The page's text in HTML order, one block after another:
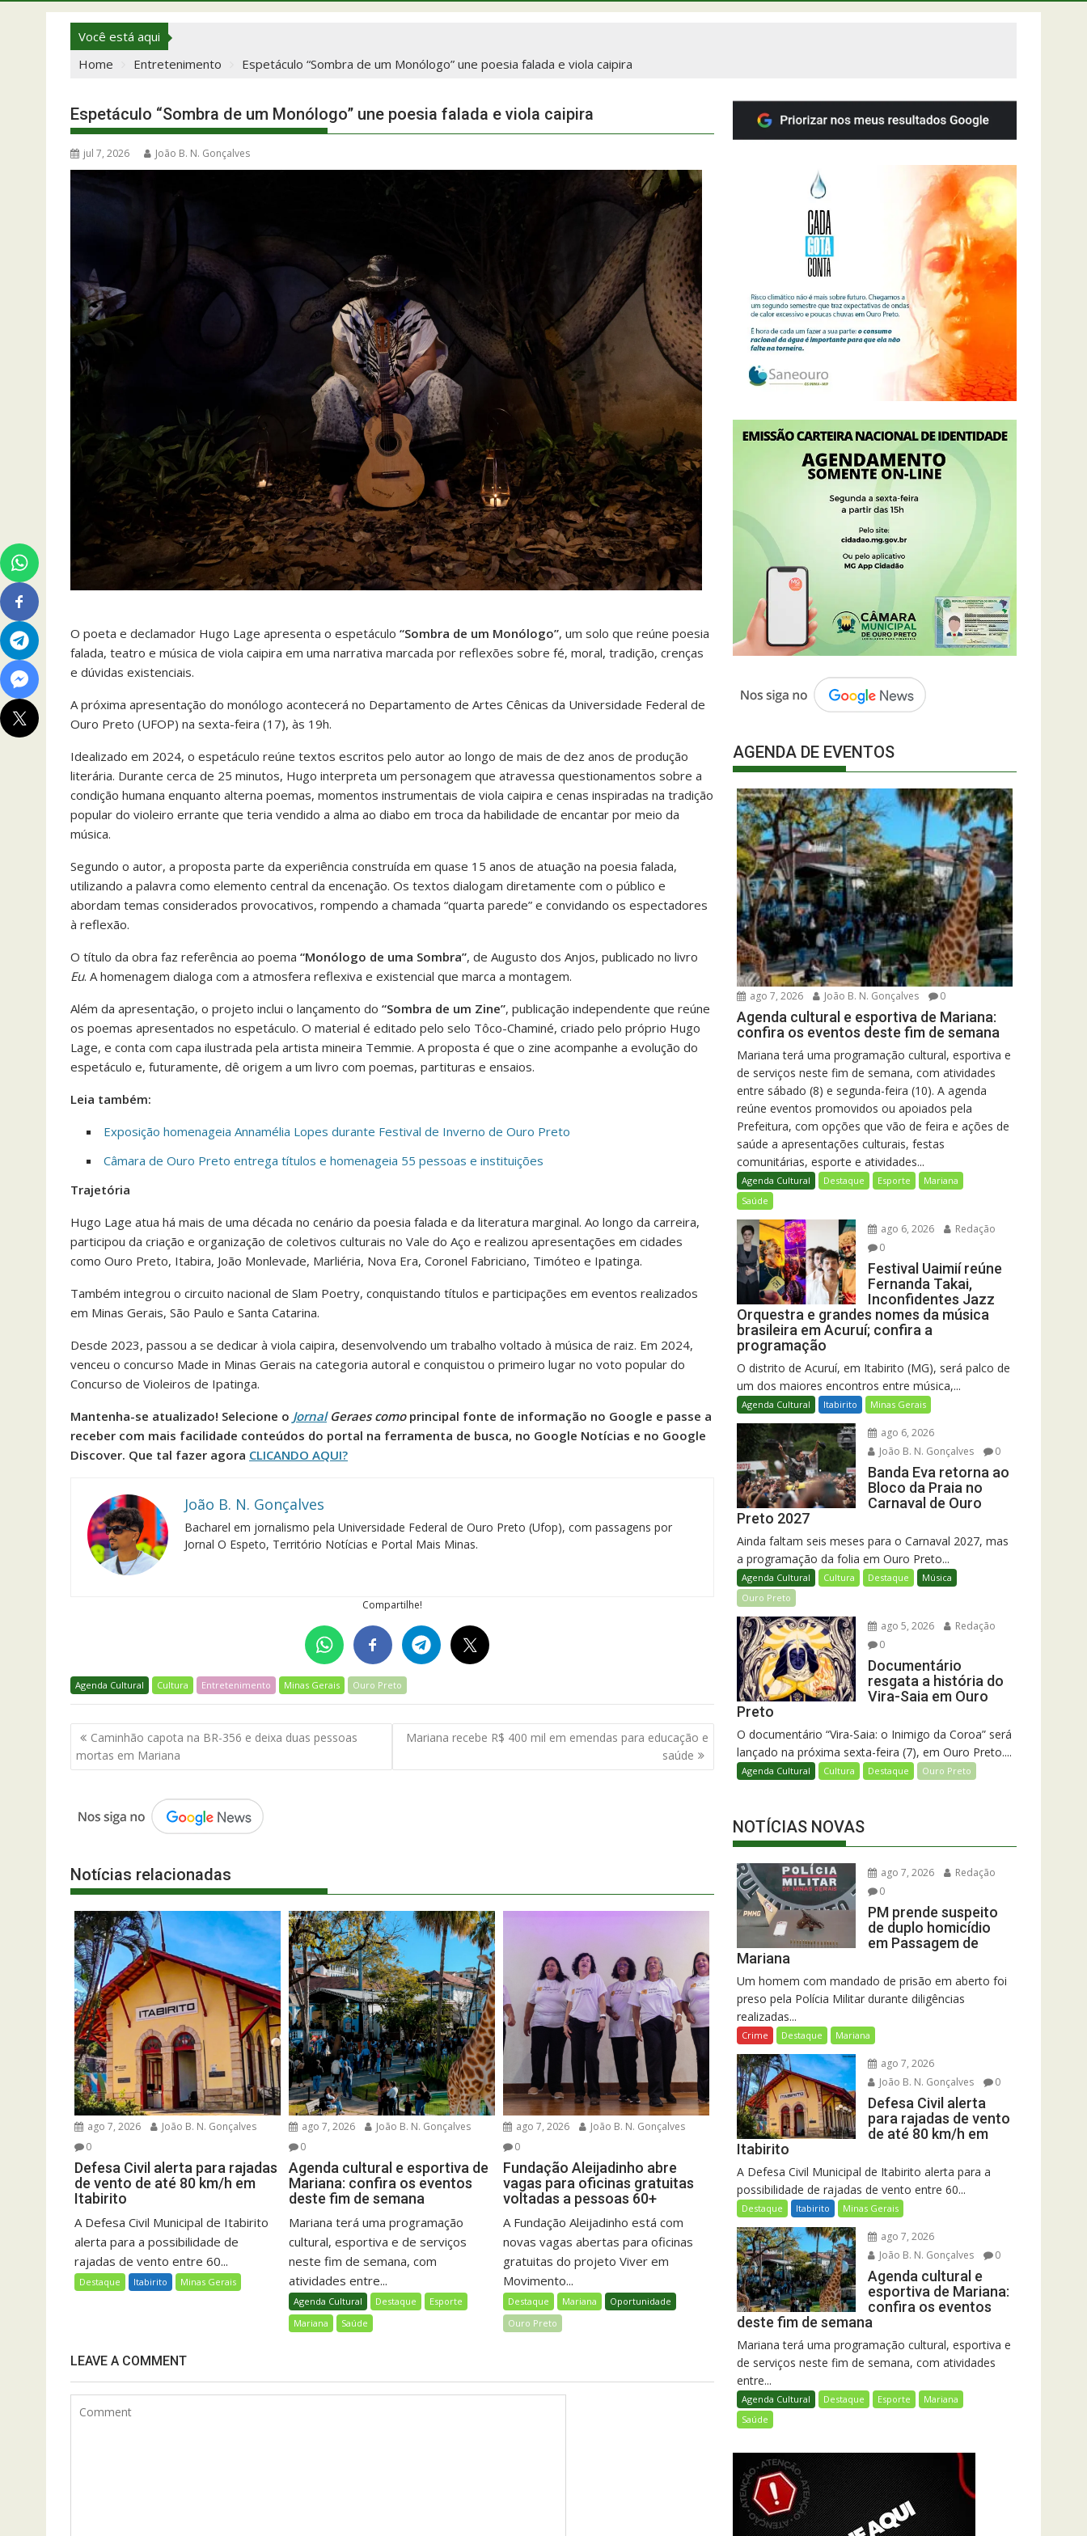
Você está aqui
Home
Entretenimento Espetáculo “Sombra de um Monólogo” une poesia falada e viola caipira
Espetáculo “Sombra de um Monólogo” une poesia falada e viola caipira
jul 7, 2026 João B. N. Gonçalves
O poeta e declamador Hugo Lage apresenta o espetáculo “Sombra de um Monólogo”, um solo que reúne poesia
falada, teatro e música de viola caipira em uma narrativa marcada por reflexões sobre fé, moral, tradição, crenças
e dúvidas existenciais.
A próxima apresentação do monólogo acontecerá no Departamento de Artes Cênicas da Universidade Federal de
Ouro Preto (UFOP) na sexta-feira (17), às 19h.
Idealizado em 2024, o espetáculo reúne textos escritos pelo autor ao longo de mais de dez anos de produção
literária. Durante cerca de 25 minutos, Hugo interpreta um personagem que atravessa questionamentos sobre a
condição humana enquanto alterna poemas, momentos instrumentais de viola caipira e cenas inspiradas na tradição
popular do violeiro errante que teria vendido a alma ao diabo em troca da habilidade de encantar por meio da
música.
Segundo o autor, a proposta parte da experiência construída em quase 15 anos de atuação na poesia falada,
utilizando a palavra como elemento central da encenação. Os textos dialogam diretamente com o público e
abordam temas considerados provocativos, rompendo a chamada “quarta parede” e convidando os espectadores
à reflexão.
O título da obra faz referência ao poema “Monólogo de uma Sombra”, de Augusto dos Anjos, publicado no livro
Eu. A homenagem dialoga com a atmosfera reflexiva e existencial que marca a montagem.
Além da apresentação, o projeto inclui o lançamento do “Sombra de um Zine”, publicação independente que reúne
os poemas apresentados no espetáculo. O material é editado pelo selo Tôco-Chaminé, criado pelo próprio Hugo
Lage, e conta com capa ilustrada pela artista mineira Temmie. A proposta é que o zine acompanhe a evolução do
espetáculo e, futuramente, dê origem a um livro com poemas, partituras e ensaios.
Leia também:
Exposição homenageia Annamélia Lopes durante Festival de Inverno de Ouro Preto
Câmara de Ouro Preto entrega títulos e homenageia 55 pessoas e instituições
Trajetória
Hugo Lage atua há mais de uma década no cenário da poesia falada e da literatura marginal. Ao longo da carreira,
participou da criação e organização de coletivos culturais no Vale do Aço e realizou apresentações em cidades
como Ouro Preto, Itabira, João Monlevade, Marliéria, Nova Era, Coronel Fabriciano, Timóteo e Ipatinga.
Também integrou o circuito nacional de Slam Poetry, conquistando títulos e participações em eventos realizados
em Minas Gerais, São Paulo e Santa Catarina.
Desde 2023, passou a se dedicar à viola caipira, desenvolvendo um trabalho voltado à música de raiz. Em 2024,
venceu o concurso Made in Minas Gerais na categoria autoral e conquistou o primeiro lugar no voto popular do
Concurso de Violeiros de Ipatinga.
Mantenha-se atualizado! Selecione o JornalGeraes como principal fonte de informação no Google e passe a
receber com mais facilidade conteúdos do portal na ferramenta de busca, no Google Notícias e no Google
Discover. Que tal fazer agora CLICANDO AQUI?
João B. N. Gonçalves
Bacharel em jornalismo pela Universidade Federal de Ouro Preto (Ufop), com passagens por
Jornal O Espeto, Território Notícias e Portal Mais Minas.
Compartilhe!
Agenda Cultural Cultura Entretenimento Minas Gerais Ouro Preto
Navegação
de
Post
Caminhão capota na BR-356 e deixa duas pessoas
mortas em Mariana
Mariana recebe R$ 400 mil em emendas para educação e
saúde
Notícias relacionadas
ago 7, 2026
João B. N. Gonçalves
0
Defesa Civil alerta para rajadas
de vento de até 80 km/h em
Itabirito
A Defesa Civil Municipal de Itabirito
alerta para a possibilidade de
rajadas de vento entre 60...
Destaque Itabirito Minas Gerais
ago 7, 2026
João B. N. Gonçalves
0
Agenda cultural e esportiva de
Mariana: confira os eventos
deste fim de semana
Mariana terá uma programação
cultural, esportiva e de serviços
neste fim de semana, com
atividades entre...
Agenda Cultural Destaque
Esporte
Mariana
Saúde
ago 7, 2026
João B. N. Gonçalves
0
Fundação Aleijadinho abre
vagas para oficinas gratuitas
voltadas a pessoas 60+
A Fundação Aleijadinho está com
novas vagas abertas para oficinas
gratuitas do projeto Viver em
Movimento...
Destaque Mariana
Oportunidade
Ouro Preto
LEAVE A COMMENT
AGENDA DE EVENTOS
ago 7, 2026 João B. N. Gonçalves 0
Agenda cultural e esportiva de Mariana:
confira os eventos deste fim de semana
Mariana terá uma programação cultural, esportiva e
de serviços neste fim de semana, com atividades
entre sábado (8) e segunda-feira (10). A agenda
reúne eventos promovidos ou apoiados pela
Prefeitura, com opções que vão de feira e ações de
saúde a apresentações culturais, festas
comunitárias, esporte e atividades...
Agenda Cultural Destaque Esporte
Mariana
Saúde
ago 6, 2026
Redação
0
Festival Uaimií reúne
Fernanda Takai,
Inconfidentes Jazz
Orquestra e grandes nomes da música
brasileira em Acuruí; confira a
programação
O distrito de Acuruí, em Itabirito (MG), será palco de
um dos maiores encontros entre música,...
Agenda Cultural Itabirito Minas Gerais
ago 6, 2026
João B. N. Gonçalves
0
Banda Eva retorna ao
Bloco da Praia no
Carnaval de Ouro
Preto 2027
Ainda faltam seis meses para o Carnaval 2027, mas
a programação da folia em Ouro Preto...
Agenda Cultural Cultura Destaque
Música
Ouro Preto
ago 5, 2026
Redação
0
Documentário
resgata a história do
Vira-Saia em Ouro
Preto
O documentário “Vira-Saia: o Inimigo da Coroa” será
lançado na próxima sexta-feira (7), em Ouro Preto....
Agenda Cultural Cultura Destaque Ouro Preto
NOTÍCIAS NOVAS
ago 7, 2026
Redação
0
PM prende suspeito
de duplo homicídio
em Passagem de
Mariana
Um homem com mandado de prisão em aberto foi
preso pela Polícia Militar durante diligências
realizadas...
Crime Destaque Mariana
ago 7, 2026
João B. N. Gonçalves
0
Defesa Civil alerta
para rajadas de vento
de até 80 km/h em
Itabirito
A Defesa Civil Municipal de Itabirito alerta para a
possibilidade de rajadas de vento entre 60...
Destaque Itabirito Minas Gerais
ago 7, 2026
João B. N. Gonçalves
0
Agenda cultural e
esportiva de Mariana:
confira os eventos
deste fim de semana
Mariana terá uma programação cultural, esportiva e
de serviços neste fim de semana, com atividades
entre...
Agenda Cultural Destaque Esporte
Mariana
Saúde